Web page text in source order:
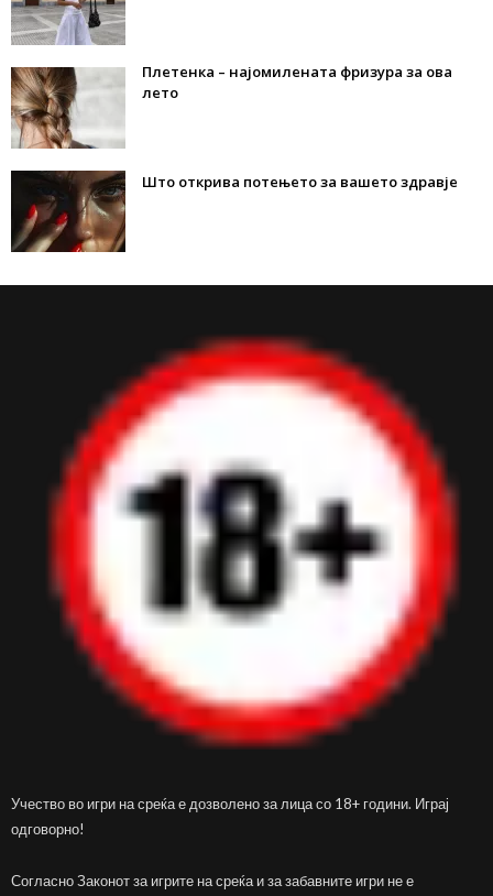
Плетенка – најомилената фризура за ова
лето
Што открива потењето за вашето здравје
Учество во игри на среќа е дозволено за лица со 18+ години. Играј
одговорно!
Согласно Законот за игрите на среќа и за забавните игри не е